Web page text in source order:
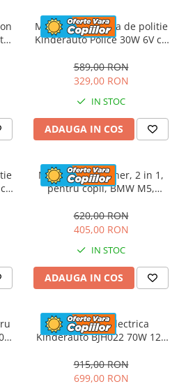
Masinuta electrica de politie
Kinderauto Police 30W 6V cu
bluetooth, culoare Alb
589,00 RON
329,00 RON
IN STOC
ADAUGA IN COS
Masinuta cu maner, 2 in 1,
pentru copii, BMW M5,
620,00 RON
405,00 RON
IN STOC
ADAUGA IN COS
Motocicleta electrica
Kinderauto BJH022 70W 12V
culoare Rosie
915,00 RON
699,00 RON